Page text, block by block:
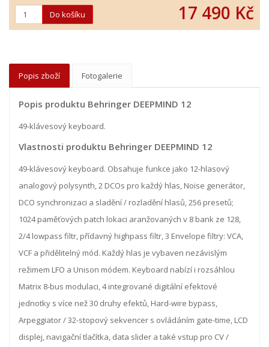
17 490 Kč
Popis zboží Fotogalerie
Popis produktu Behringer DEEPMIND 12
49-klávesový keyboard.
Vlastnosti produktu Behringer DEEPMIND 12
49-klávesový keyboard. Obsahuje funkce jako 12-hlasový
analogový polysynth, 2 DCOs pro každý hlas, Noise generátor,
DCO synchronizaci a sladění / rozladění hlasů, 256 presetů;
1024 paměťových patch lokaci aranžovaných v 8 bank ze 128,
2/4 lowpass filtr, přídavný highpass filtr, 3 Envelope filtry: VCA,
VCF a přidělitelný mód. Každý hlas je vybaven nezávislým
režimem LFO a Unison módem. Keyboard nabízí i rozsáhlou
Matrix 8-bus modulaci, 4 integrované digitální efektové
jednotky s více než 30 druhy efektů, Hard-wire bypass,
Arpeggiator / 32-stopový sekvencer s ovládáním gate-time, LCD
displej, navigační tlačítka, data slider a také vstup pro CV /